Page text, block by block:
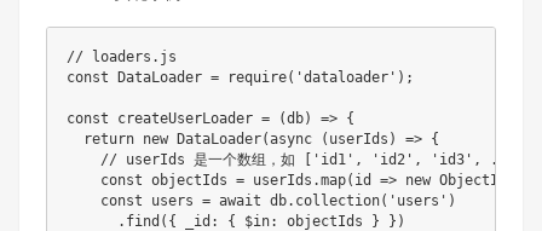
// loaders.js
const DataLoader = require( 'dataloader' ) ;
const createUserLoader = (db) => {
return new DataLoader(async ( userIds ) => {
// userIds 是一个数组，如 ['id1', 'id2', 'id3', ...]
const objectIds = userIds .map( id => new ObjectId
const users = await db. collection( 'users' )
. find ( { _id : { $in: objectIds } } )